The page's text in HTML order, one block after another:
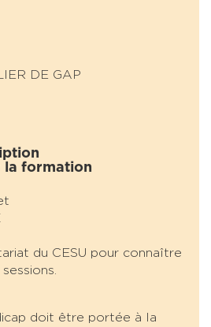
DE GAP
la formation
du CESU pour connaître
doit être portée à la